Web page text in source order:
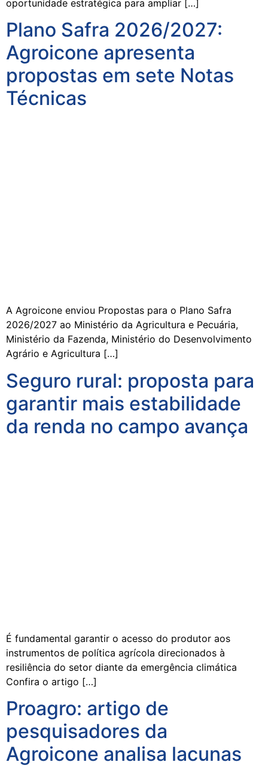
oportunidade estratégica para ampliar […]
Plano Safra 2026/2027:
Agroicone apresenta
propostas em sete Notas
Técnicas
A Agroicone enviou Propostas para o Plano Safra
2026/2027 ao Ministério da Agricultura e Pecuária,
Ministério da Fazenda, Ministério do Desenvolvimento
Agrário e Agricultura […]
Seguro rural: proposta para
garantir mais estabilidade
da renda no campo avança
É fundamental garantir o acesso do produtor aos
instrumentos de política agrícola direcionados à
resiliência do setor diante da emergência climática
Confira o artigo […]
Proagro: artigo de
pesquisadores da
Agroicone analisa lacunas